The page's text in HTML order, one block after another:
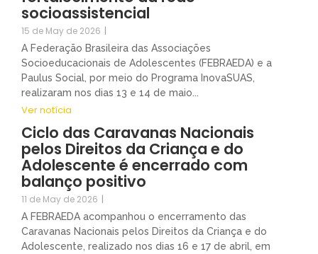
socioassistencial
15 de May de 2026 |
A Federação Brasileira das Associações
Socioeducacionais de Adolescentes (FEBRAEDA) e a
Paulus Social, por meio do Programa InovaSUAS,
realizaram nos dias 13 e 14 de maio...
Ver notícia
Ciclo das Caravanas Nacionais
pelos Direitos da Criança e do
Adolescente é encerrado com
balanço positivo
11 de May de 2026 |
A FEBRAEDA acompanhou o encerramento das
Caravanas Nacionais pelos Direitos da Criança e do
Adolescente, realizado nos dias 16 e 17 de abril, em